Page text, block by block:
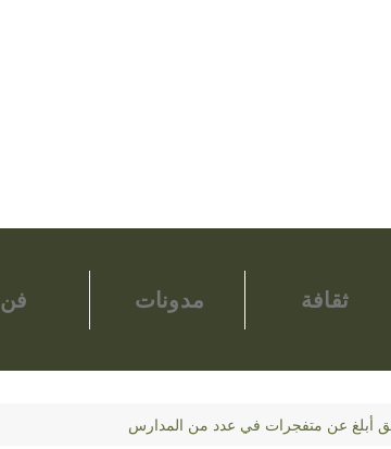
ثقافة مدونات فن
أبلغ عن متفجرات في عدد من المدارس